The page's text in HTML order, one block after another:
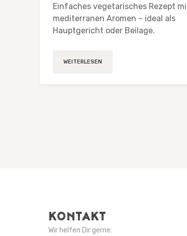
Einfaches vegetarisches Rezept
mediterranen Aromen – ideal als
Hauptgericht oder Beilage.
WEITERLESEN
KONTAKT
Wir helfen Dir gerne: